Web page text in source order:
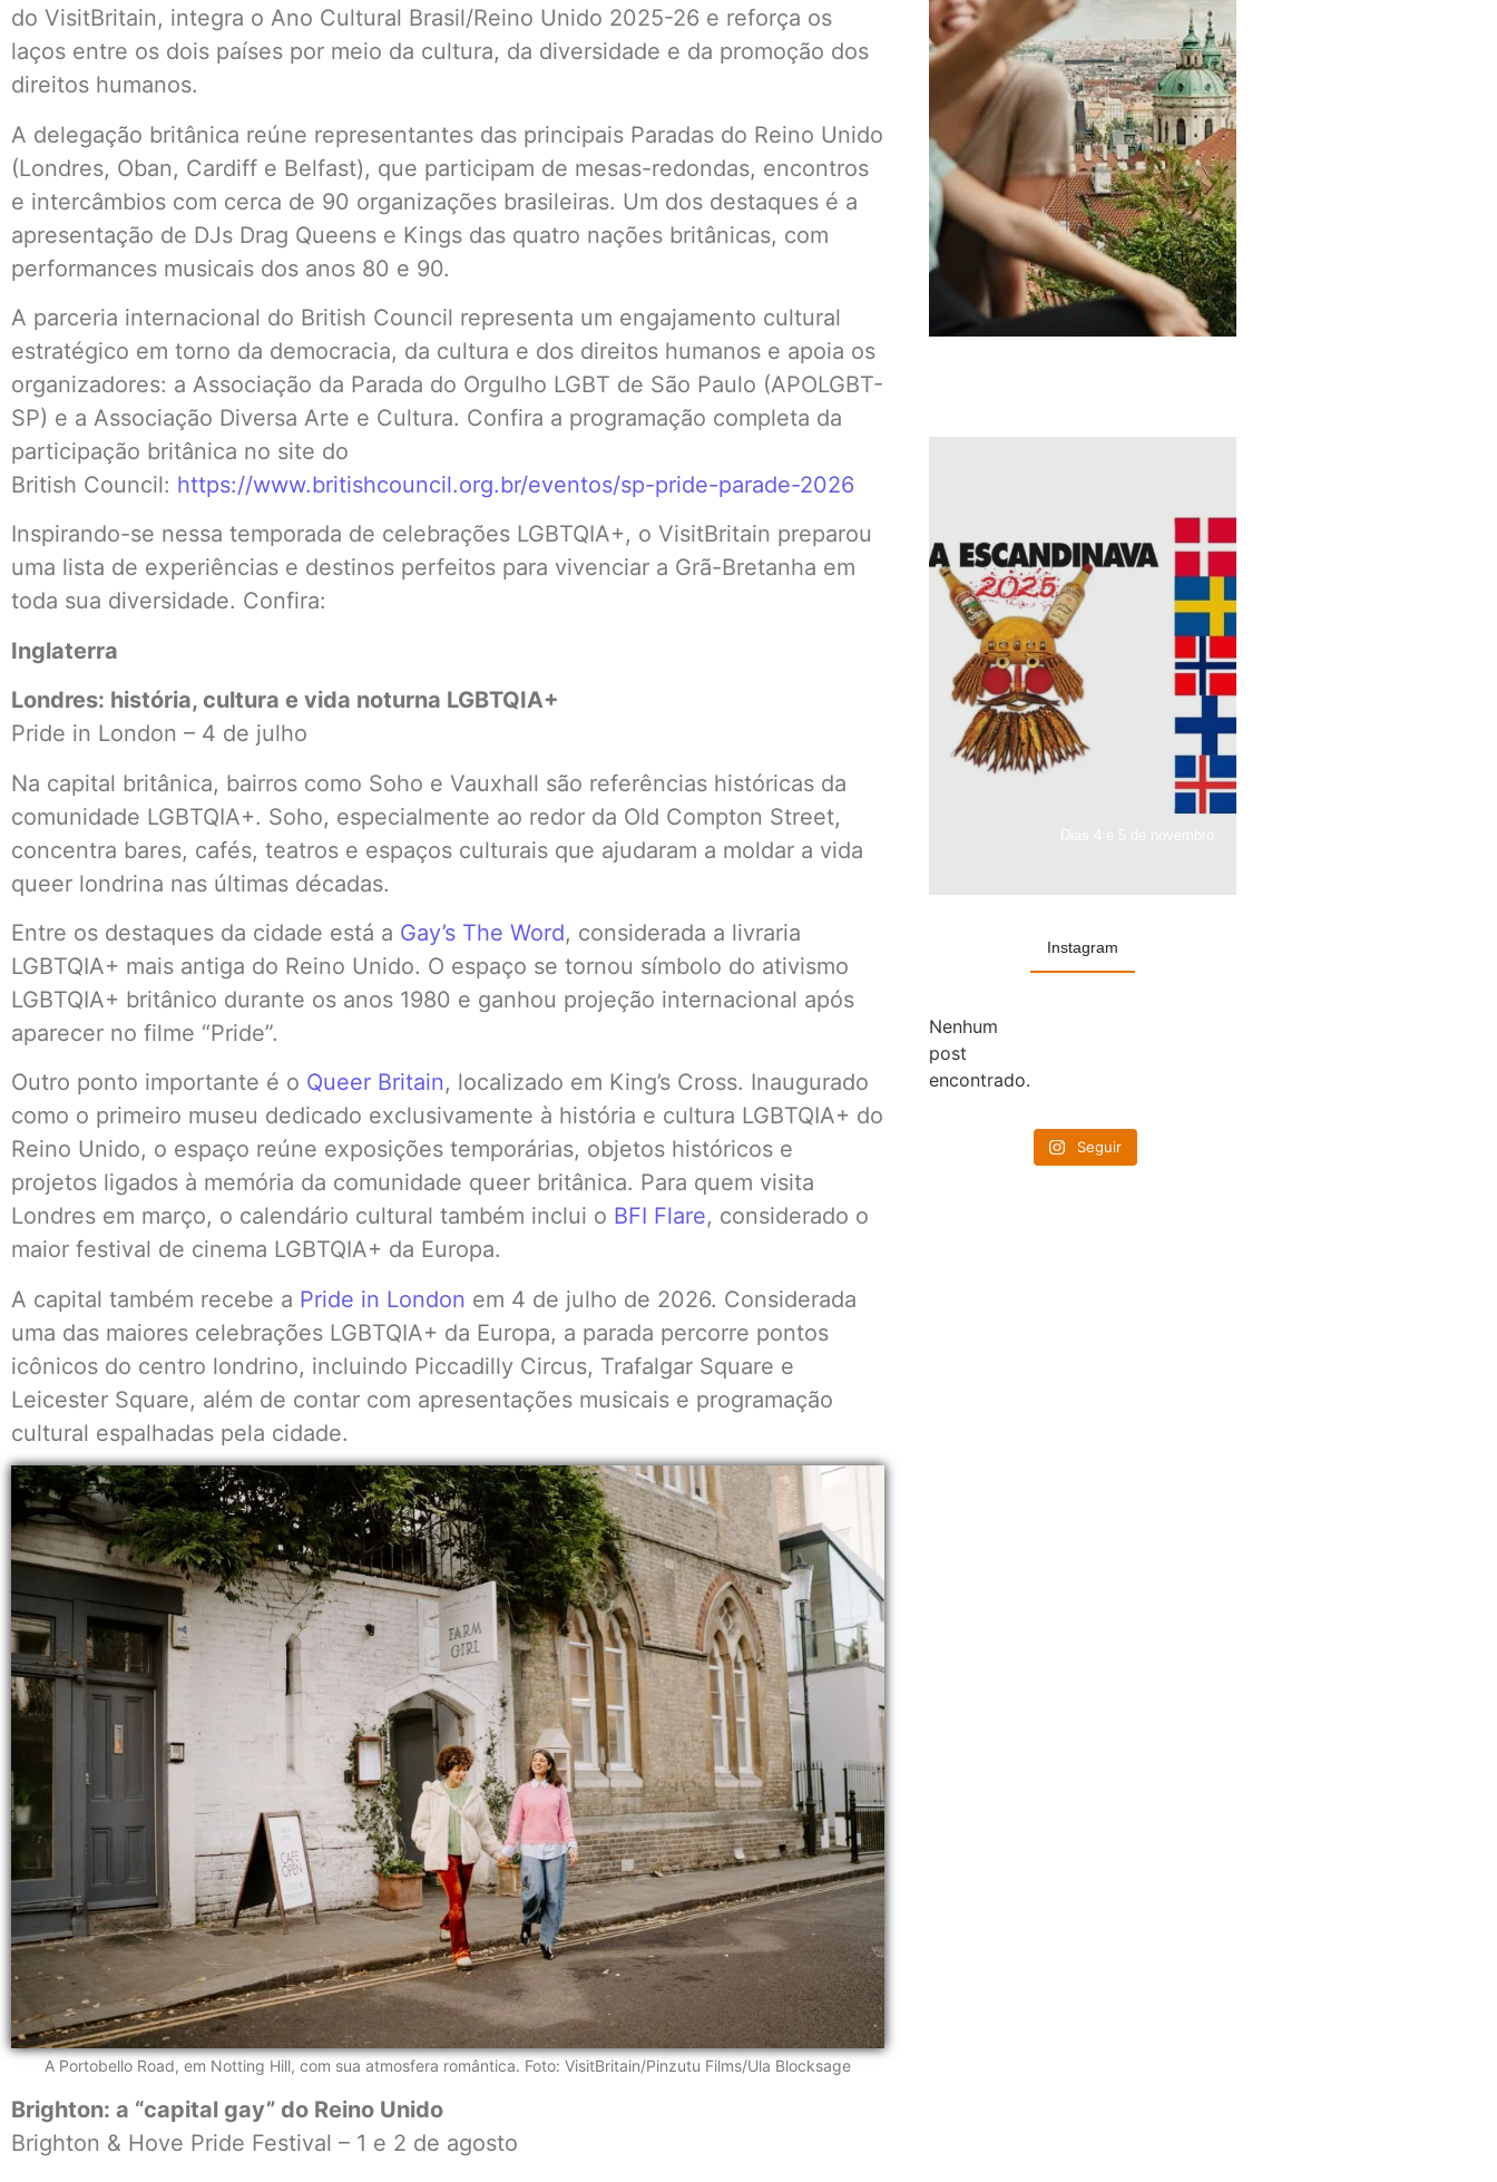
do VisitBritain, integra o Ano Cultural Brasil/Reino Unido 2025-26 e reforça os
laços entre os dois países por meio da cultura, da diversidade e da promoção dos
direitos humanos.
A delegação britânica reúne representantes das principais Paradas do Reino Unido
(Londres, Oban, Cardiff e Belfast), que participam de mesas-redondas, encontros
e intercâmbios com cerca de 90 organizações brasileiras. Um dos destaques é a
apresentação de DJs Drag Queens e Kings das quatro nações britânicas, com
performances musicais dos anos 80 e 90.
A parceria internacional do British Council representa um engajamento cultural
estratégico em torno da democracia, da cultura e dos direitos humanos e apoia os
organizadores: a Associação da Parada do Orgulho LGBT de São Paulo (APOLGBT-
SP) e a Associação Diversa Arte e Cultura. Confira a programação completa da
participação britânica no site do
British Council: https://www.britishcouncil.org.br/eventos/sp-pride-parade-2026
Inspirando-se nessa temporada de celebrações LGBTQIA+, o VisitBritain preparou
uma lista de experiências e destinos perfeitos para vivenciar a Grã-Bretanha em
toda sua diversidade. Confira:
Inglaterra
Londres: história, cultura e vida noturna LGBTQIA+
Pride in London – 4 de julho
Na capital britânica, bairros como Soho e Vauxhall são referências históricas da
comunidade LGBTQIA+. Soho, especialmente ao redor da Old Compton Street,
concentra bares, cafés, teatros e espaços culturais que ajudaram a moldar a vida
queer londrina nas últimas décadas.
Entre os destaques da cidade está a Gay’s The Word, considerada a livraria
LGBTQIA+ mais antiga do Reino Unido. O espaço se tornou símbolo do ativismo
LGBTQIA+ britânico durante os anos 1980 e ganhou projeção internacional após
aparecer no filme “Pride”.
Outro ponto importante é o Queer Britain, localizado em King’s Cross. Inaugurado
como o primeiro museu dedicado exclusivamente à história e cultura LGBTQIA+ do
Reino Unido, o espaço reúne exposições temporárias, objetos históricos e
projetos ligados à memória da comunidade queer britânica. Para quem visita
Londres em março, o calendário cultural também inclui o BFI Flare, considerado o
maior festival de cinema LGBTQIA+ da Europa.
A capital também recebe a Pride in London em 4 de julho de 2026. Considerada
uma das maiores celebrações LGBTQIA+ da Europa, a parada percorre pontos
icônicos do centro londrino, incluindo Piccadilly Circus, Trafalgar Square e
Leicester Square, além de contar com apresentações musicais e programação
cultural espalhadas pela cidade.
A Portobello Road, em Notting Hill, com sua atmosfera romântica. Foto: VisitBritain/Pinzutu Films/Ula Blocksage
Brighton: a “capital gay” do Reino Unido
Brighton & Hove Pride Festival – 1 e 2 de agosto
Instagram
Nenhum
post
encontrado.
Seguir